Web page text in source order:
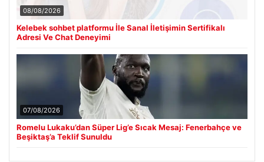
08/08/2026
Kelebek sohbet platformu İle Sanal İletişimin Sertifikalı
Adresi Ve Chat Deneyimi
07/08/2026
Romelu Lukaku’dan Süper Lig’e Sıcak Mesaj: Fenerbahçe ve
Beşiktaş’a Teklif Sunuldu